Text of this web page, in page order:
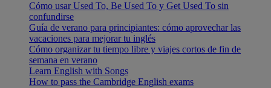
Cómo usar Used To, Be Used To y Get Used To sin
confundirse
Guía de verano para principiantes: cómo aprovechar las
vacaciones para mejorar tu inglés
Cómo organizar tu tiempo libre y viajes cortos de fin de
semana en verano
Learn English with Songs
How to pass the Cambridge English exams